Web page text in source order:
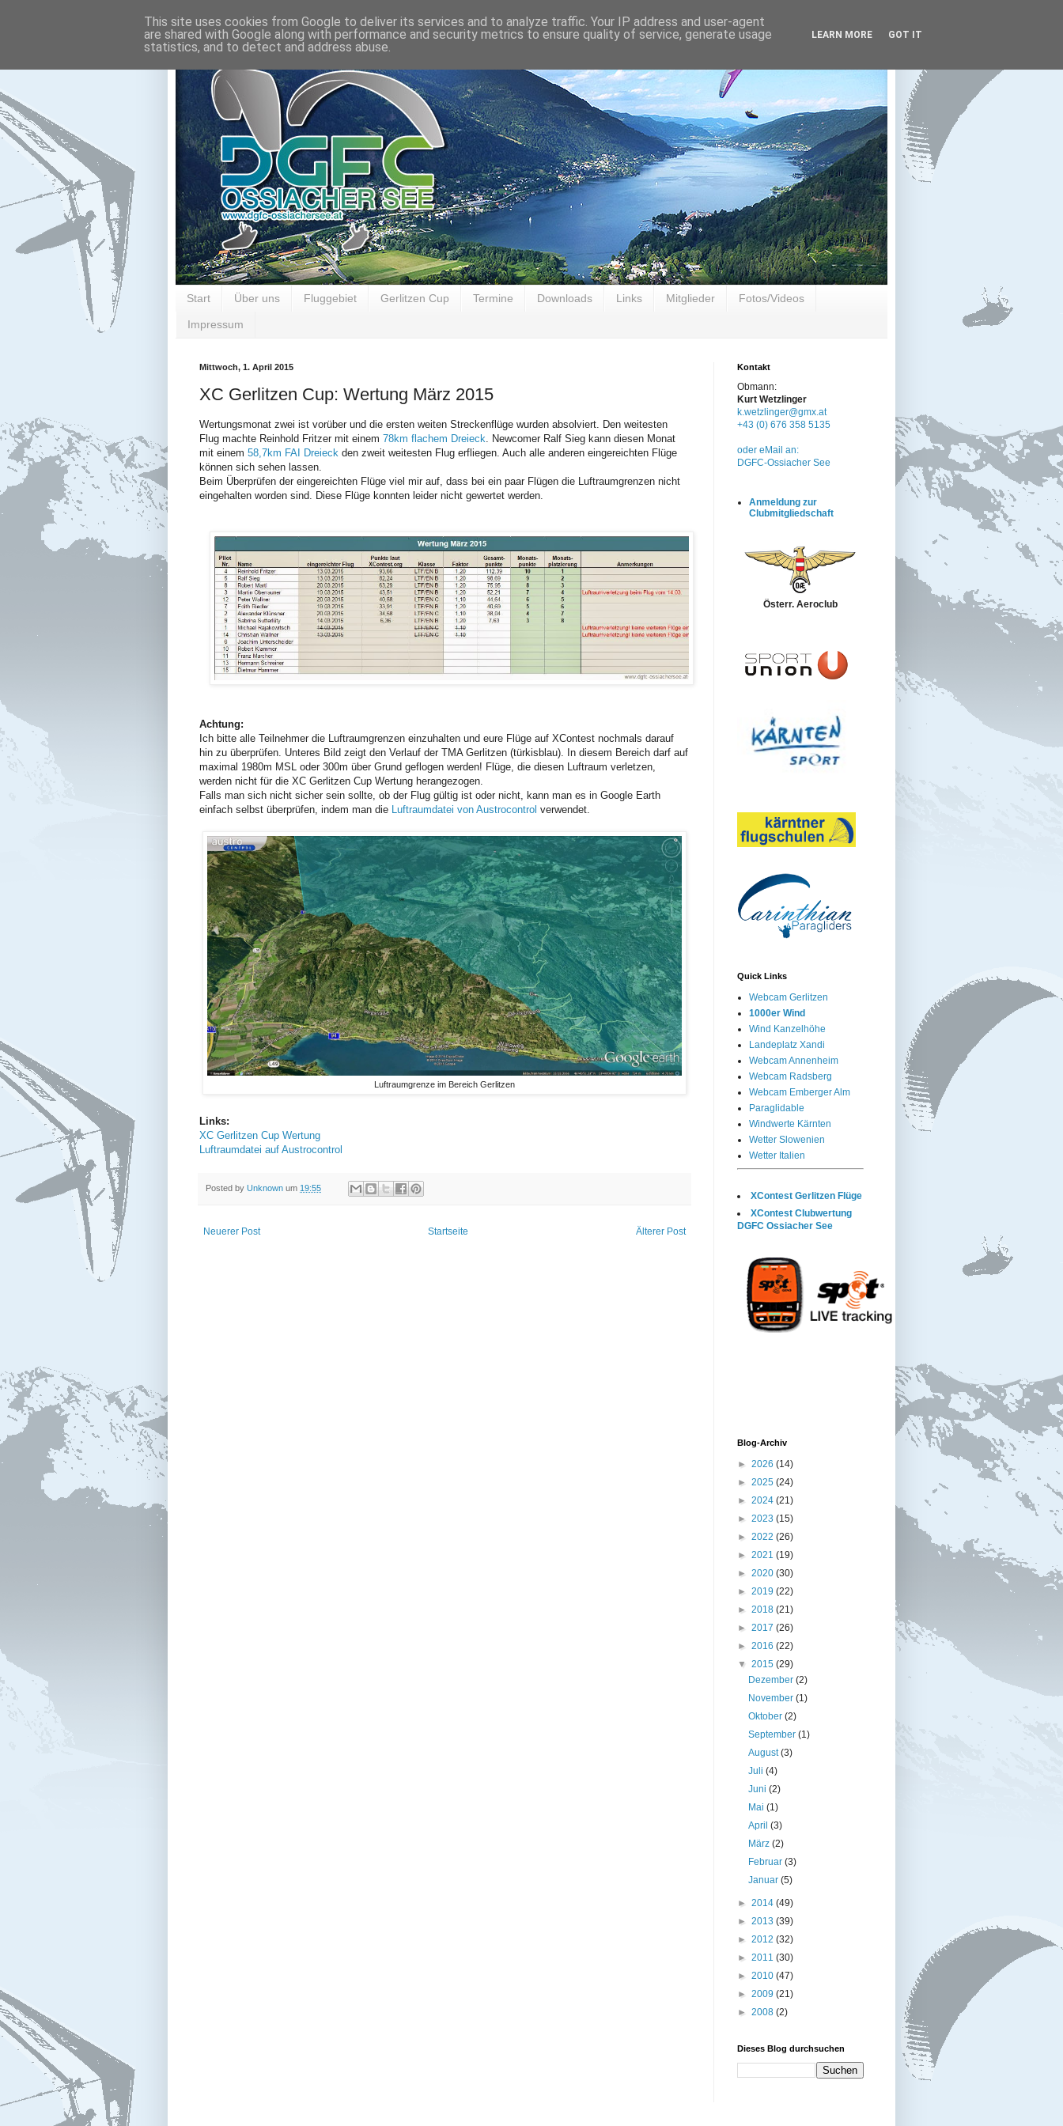
Start Über uns Fluggebiet Gerlitzen Cup Termine Downloads Links Mitglieder Fotos/Videos
Impressum
Mittwoch, 1. April 2015
XC Gerlitzen Cup: Wertung März 2015
Wertungsmonat zwei ist vorüber und die ersten weiten Streckenflüge wurden absolviert. Den weitesten
Flug machte Reinhold Fritzer mit einem 78km flachem Dreieck. Newcomer Ralf Sieg kann diesen Monat
mit einem 58,7km FAI Dreieck den zweit weitesten Flug erfliegen. Auch alle anderen eingereichten Flüge
können sich sehen lassen.
Beim Überprüfen der eingereichten Flüge viel mir auf, dass bei ein paar Flügen die Luftraumgrenzen nicht
eingehalten worden sind. Diese Flüge konnten leider nicht gewertet werden.
Achtung:
Ich bitte alle Teilnehmer die Luftraumgrenzen einzuhalten und eure Flüge auf XContest nochmals darauf
hin zu überprüfen. Unteres Bild zeigt den Verlauf der TMA Gerlitzen (türkisblau). In diesem Bereich darf auf
maximal 1980m MSL oder 300m über Grund geflogen werden! Flüge, die diesen Luftraum verletzen,
werden nicht für die XC Gerlitzen Cup Wertung herangezogen.
Falls man sich nicht sicher sein sollte, ob der Flug gültig ist oder nicht, kann man es in Google Earth
einfach selbst überprüfen, indem man die Luftraumdatei von Austrocontrol verwendet.
Luftraumgrenze im Bereich Gerlitzen
Links:
XC Gerlitzen Cup Wertung
Luftraumdatei auf Austrocontrol
Posted by Unknown um 19:55
Neuerer Post Älterer Post
Startseite
Kontakt
Obmann:
Kurt Wetzlinger
k.wetzlinger@gmx.at
+43 (0) 676 358 5135
oder eMail an:
DGFC-Ossiacher See
Anmeldung zur
Clubmitgliedschaft
Österr. Aeroclub
Quick Links
Webcam Gerlitzen
1000er Wind
Wind Kanzelhöhe
Landeplatz Xandi
Webcam Annenheim
Webcam Radsberg
Webcam Emberger Alm
Paraglidable
Windwerte Kärnten
Wetter Slowenien
Wetter Italien
XContest Gerlitzen Flüge
XContest Clubwertung
DGFC Ossiacher See
Blog-Archiv
► 2026 (14)
► 2025 (24)
► 2024 (21)
► 2023 (15)
► 2022 (26)
► 2021 (19)
► 2020 (30)
► 2019 (22)
► 2018 (21)
► 2017 (26)
► 2016 (22)
▼ 2015 (29)
Dezember(2)
November(1)
Oktober(2)
September(1)
August(3)
Juli(4)
Juni(2)
Mai(1)
April(3)
März(2)
Februar(3)
Januar(5)
► 2014 (49)
► 2013 (39)
► 2012 (32)
► 2011 (30)
► 2010 (47)
► 2009 (21)
► 2008 (2)
Dieses Blog durchsuchen
This site uses cookies from Google to deliver its services and to analyze traffic. Your IP address and user-agent
are shared with Google along with performance and security metrics to ensure quality of service, generate usage
statistics, and to detect and address abuse.
LEARN MORE GOT IT